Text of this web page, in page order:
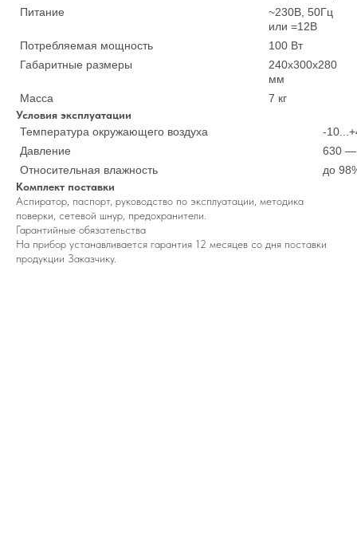
Питание
~230В, 50Гц
или =12В
Потребляемая мощность
100 Вт
Габаритные размеры
240x300x280
мм
Масса
7 кг
Условия эксплуатации
Температура окружающего воздуха
-
Давление
630 —
Относительная влажность
до
Комплект поставки
Аспиратор, паспорт, руководство по эксплуатации, методика
поверки, сетевой шнур, предохранители.
Гарантийные обязательства
На прибор устанавливается гарантия 12 месяцев со дня поставки
продукции Заказчику.